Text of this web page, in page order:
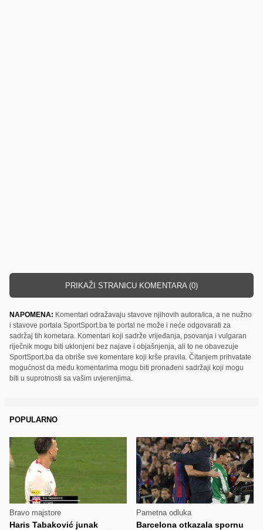
PRIKAŽI STRANICU KOMENTARA (0)
NAPOMENA: Komentari odražavaju stavove njihovih autora/ica, a ne nužno
i stavove portala SportSport.ba te portal ne može i neće odgovarati za
sadržaj tih kometara. Komentari koji sadrže vrijeđanja, psovanja i vulgaran
riječnik mogu biti uklonjeni bez najave i objašnjenja, ali to ne obavezuje
SportSport.ba da obriše sve komentare koji krše pravila. Čitanjem prihvatate
mogućnost da među komentarima mogu biti pronađeni sadržaji koji mogu
biti u suprotnosti sa vašim uvjerenjima.
POPULARNO
Bravo majstore
Haris Tabaković junak
Pametna odluka
Barcelona otkazala spornu